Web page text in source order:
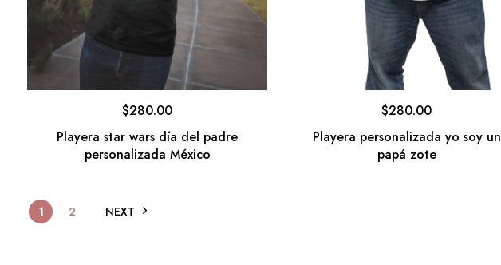
Playera star wars día del padre
personalizada México
$280.00
Playera personalizada yo soy un
papá zote
$280.00
1 2 NEXT